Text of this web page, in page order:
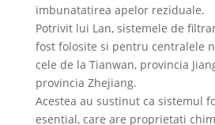
imbunatatirea apelor reziduale.
Potrivit lui Lan, sistemele de
fost folosite si pentru centralele
cele de la Tianwan, provincia
provincia Zhejiang.
Acestea au sustinut ca sistemul
esential, care are proprietati